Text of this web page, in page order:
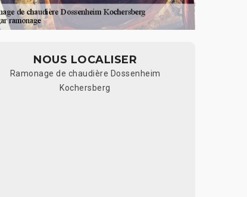
NOUS LOCALISER
Ramonage de chaudière Dossenheim
Kochersberg